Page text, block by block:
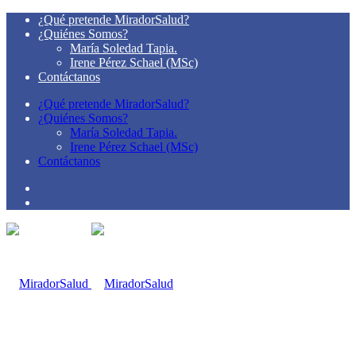
¿Qué pretende MiradorSalud?
¿Quiénes Somos?
María Soledad Tapia.
Irene Pérez Schael (MSc)
Contáctanos
¿Qué pretende MiradorSalud?
¿Quiénes Somos?
María Soledad Tapia.
Irene Pérez Schael (MSc)
Contáctanos